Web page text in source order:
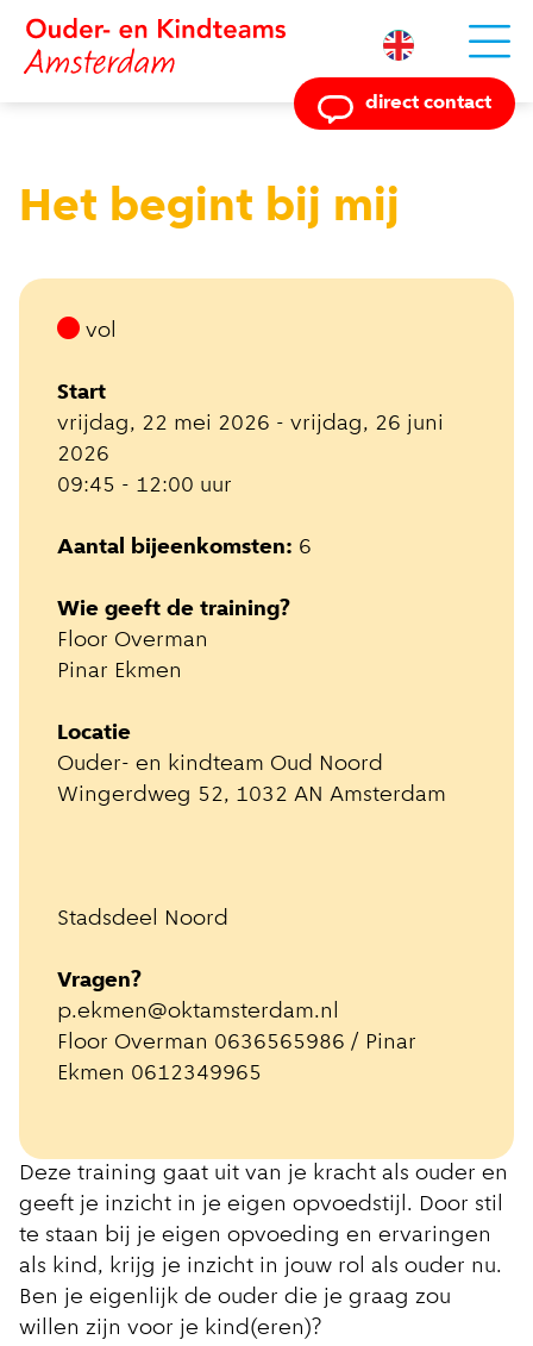
Powered by
direct contact
Het begint bij mij
Deze training gaat uit van je kracht als ouder en
geeft je inzicht in je eigen opvoedstijl. Door stil
te staan bij je eigen opvoeding en ervaringen
als kind, krijg je inzicht in jouw rol als ouder nu.
Ben je eigenlijk de ouder die je graag zou
willen zijn voor je kind(eren)?
vol
Start
vrijdag, 22 mei 2026 - vrijdag, 26 juni
2026
09:45 - 12:00 uur
Aantal bijeenkomsten: 6
Wie geeft de training?
Floor Overman
Pinar Ekmen
Locatie
Ouder- en kindteam Oud Noord
Wingerdweg 52, 1032 AN Amsterdam
Stadsdeel Noord
Vragen?
p.ekmen@oktamsterdam.nl
Floor Overman 0636565986 / Pinar
Ekmen 0612349965